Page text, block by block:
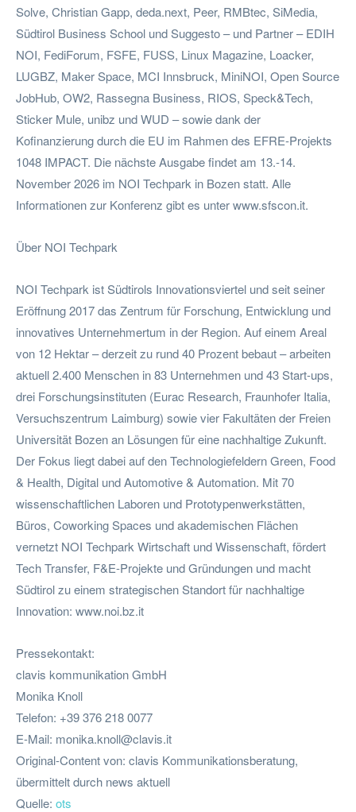
Solve, Christian Gapp, deda.next, Peer, RMBtec, SiMedia,
Südtirol Business School und Suggesto – und Partner – EDIH
NOI, FediForum, FSFE, FUSS, Linux Magazine, Loacker,
LUGBZ, Maker Space, MCI Innsbruck, MiniNOI, Open Source
JobHub, OW2, Rassegna Business, RIOS, Speck&Tech,
Sticker Mule, unibz und WUD – sowie dank der
Kofinanzierung durch die EU im Rahmen des EFRE-Projekts
1048 IMPACT. Die nächste Ausgabe findet am 13.-14.
November 2026 im NOI Techpark in Bozen statt. Alle
Informationen zur Konferenz gibt es unter www.sfscon.it.
Über NOI Techpark
NOI Techpark ist Südtirols Innovationsviertel und seit seiner
Eröffnung 2017 das Zentrum für Forschung, Entwicklung und
innovatives Unternehmertum in der Region. Auf einem Areal
von 12 Hektar – derzeit zu rund 40 Prozent bebaut – arbeiten
aktuell 2.400 Menschen in 83 Unternehmen und 43 Start-ups,
drei Forschungsinstituten (Eurac Research, Fraunhofer Italia,
Versuchszentrum Laimburg) sowie vier Fakultäten der Freien
Universität Bozen an Lösungen für eine nachhaltige Zukunft.
Der Fokus liegt dabei auf den Technologiefeldern Green, Food
& Health, Digital und Automotive & Automation. Mit 70
wissenschaftlichen Laboren und Prototypenwerkstätten,
Büros, Coworking Spaces und akademischen Flächen
vernetzt NOI Techpark Wirtschaft und Wissenschaft, fördert
Tech Transfer, F&E-Projekte und Gründungen und macht
Südtirol zu einem strategischen Standort für nachhaltige
Innovation: www.noi.bz.it
Pressekontakt:
clavis kommunikation GmbH
Monika Knoll
Telefon: +39 376 218 0077
E-Mail: monika.knoll@clavis.it
Original-Content von: clavis Kommunikationsberatung,
übermittelt durch news aktuell
Quelle: ots